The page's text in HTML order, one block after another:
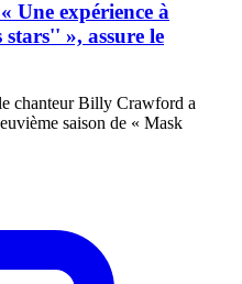
Une expérience à
stars'' », assure le
chanteur Billy Crawford a
saison de « Mask